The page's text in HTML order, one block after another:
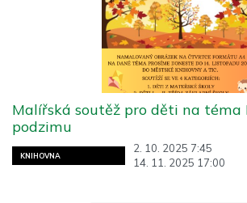
KNIHOVNA
2. 10. 2025 7:45
14. 11. 2025 17:00
Malířská soutěž pro děti na téma
podzimu